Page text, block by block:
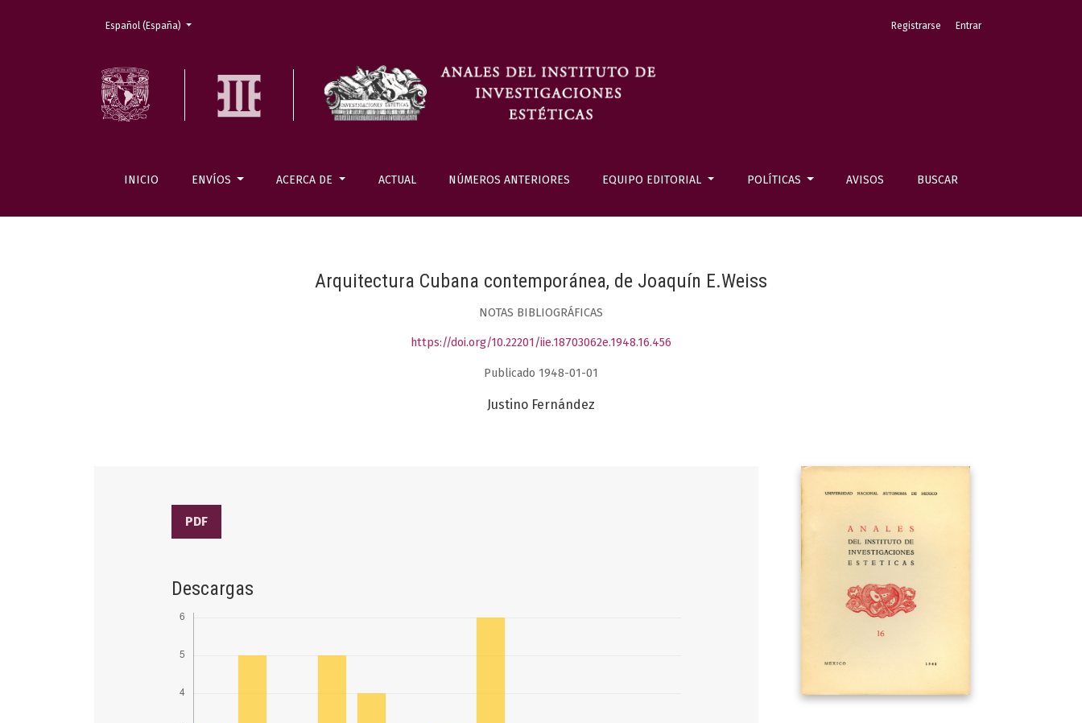
INICIO ENVÍOS ACERCA DE ACTUAL NÚMEROS ANTERIORES EQUIPO EDITORIAL POLÍTICAS AVISOS BUSCAR
Registrarse Entrar
Cambiar el idioma. El actual es:
Español (España)
Arquitectura Cubana contemporánea, de Joaquín E.Weiss
NOTAS BIBLIOGRÁFICAS
https://doi.org/10.22201/iie.18703062e.1948.16.456
Publicado 1948-01-01
Justino Fernández
PDF
Descargas